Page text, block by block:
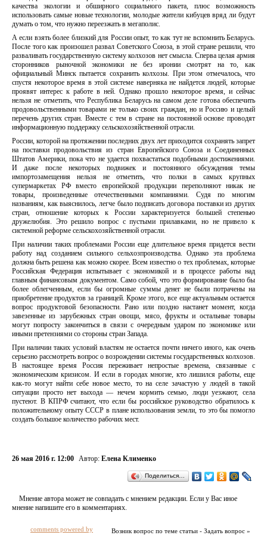
качества экологии и обширного социального пакета, плюс возможность
использовать самые новые технологии, молодые жители кибуцев вряд ли будут
думать о том, что нужно переезжать в мегаполис.
А если взять более близкий для России опыт, то как тут не вспомнить Беларусь.
После того как произошел развал Советского Союза, в этой стране решили, что
разваливать государственную систему колхозов нет смысла. Сперва целая армия
сторонников рыночной экономики не без иронии смотрят на то, как
официальный Минск пытается сохранить колхозы. При этом отмечалось, что
спустя некоторое время в этой системе наверняка не найдется людей, которые
проявят интерес к работе в ней. Однако прошло некоторое время, и сейчас
нельзя не отметить, что Республика Беларусь на самом деле готова обеспечить
продовольственными товарами не только своих граждан, но и Россию и целый
перечень других стран. Вместе с тем в стране на постоянной основе проводят
информационную поддержку сельскохозяйственной отрасли.
России, которой на протяжении последних двух лет приходится сохранять запрет
на поставки продовольствия из стран Европейского Союза и Соединенных
Штатов Америки, пока что не удается похвастаться подобными достижениями.
И даже после некоторых подвижек и постоянного обсуждения темы
импортозамещения нельзя не отметить, что полки в самых крупных
супермаркетах РФ вместо европейской продукции переполняют никак не
товары, произведенные отечественными компаниями. Судя по многим
названиям, как выяснилось, легче было подписать договора поставки из других
стран, отношение которых к России характеризуется большей степенью
дружелюбия. Это решило вопрос с пустыми прилавками, но не привело к
системной реформе сельскохозяйственной отрасли.
При наличии таких проблемами России еще длительное время придется вести
работу над созданием сильного сельхозпроизводства. Однако эта проблема
должна быть решена как можно скорее. Всем известно о тех проблемах, которые
Российская Федерация испытывает с экономикой и в процессе работы над
главным финансовым документом. Само собой, что это формирование было бы
более облегченным, если бы огромные суммы денег не были потрачены на
приобретение продуктов за границей. Кроме этого, все еще актуальным остается
вопрос продуктовой безопасности. Рано или поздно настанет момент, когда
завезенные из зарубежных стран овощи, мясо, фрукты и остальные товары
могут попросту закончиться в связи с очередным ударом по экономике или
иными претензиями со стороны стран Запада.
При наличии таких условий властям не остается почти ничего иного, как очень
серьезно рассмотреть вопрос о возрождении системы государственных колхозов.
В настоящее время Россия переживает непростые времена, связанные с
экономическим кризисом. И если в городах многие, кто лишился работы, еще
как-то могут найти себе новое место, то на селе зачастую у людей в такой
ситуации просто нет выхода — нечем кормить семью, люди уезжают, села
пустеют. В КПРФ считают, что если бы российское руководство обратилось к
положительному опыту СССР в плане использования земли, то это бы помогло
создать большое количество рабочих мест.
26 мая 2016 г. 12:00 Автор: Елена Клименко
Поделиться…
Мнение автора может не совпадать с мнением редакции. Если у Вас иное
мнение напишите его в комментариях.
Возник вопрос по теме статьи - Задать вопрос »
comments powered by